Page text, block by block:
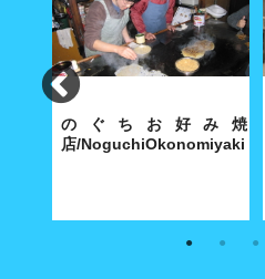
のぐちお好み焼
店/NoguchiOkonomiyaki
のぐちのお好み焼きは、漁師町